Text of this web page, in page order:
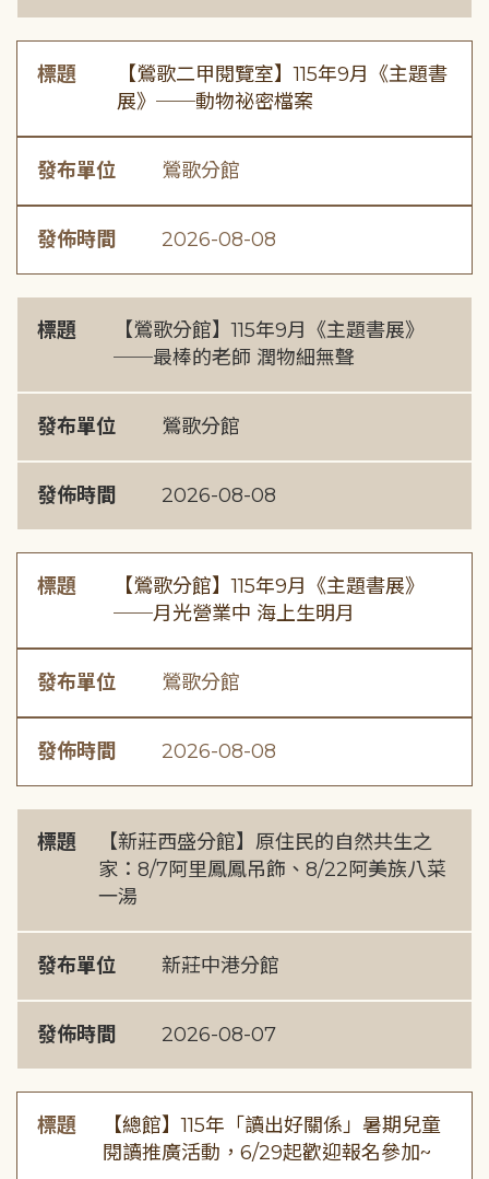
標題
【鶯歌二甲閱覽室】115年9月《主題書
展》──動物祕密檔案
發布單位 鶯歌分館
發佈時間 2026-08-08
標題
【鶯歌分館】115年9月《主題書展》
──最棒的老師 潤物細無聲
發布單位 鶯歌分館
發佈時間 2026-08-08
標題
【鶯歌分館】115年9月《主題書展》
──月光營業中 海上生明月
發布單位 鶯歌分館
發佈時間 2026-08-08
標題
【新莊西盛分館】原住民的自然共生之
家：8/7阿里鳳鳳吊飾、8/22阿美族八菜
一湯
發布單位 新莊中港分館
發佈時間 2026-08-07
標題
【總館】115年「讀出好關係」暑期兒童
閱讀推廣活動，6/29起歡迎報名參加~